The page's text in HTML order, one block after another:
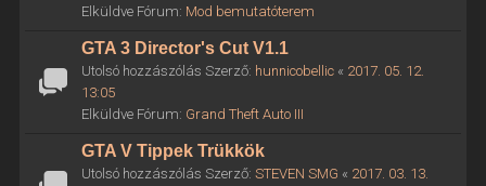
Elküldve Fórum: Mod bemutatóterem
GTA 3 Director's Cut V1.1
Utolsó hozzászólás Szerző: hunnicobellic« 2017. 05. 12.
13:05
Elküldve Fórum: Grand Theft Auto III
GTA V Tippek Trükkök
Utolsó hozzászólás Szerző: STEVEN SMG « 2017. 03. 13.